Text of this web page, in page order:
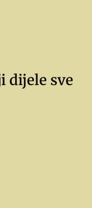
dijele sve